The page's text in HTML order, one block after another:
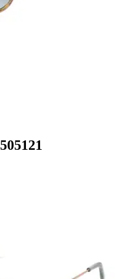
505121